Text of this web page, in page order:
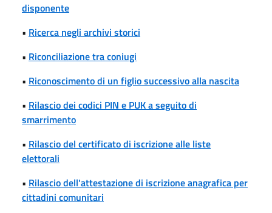
disponente
• Ricerca negli archivi storici
• Riconciliazione tra coniugi
• Riconoscimento di un figlio successivo alla nascita
• Rilascio dei codici PIN e PUK a seguito di
smarrimento
• Rilascio del certificato di iscrizione alle liste
elettorali
• Rilascio dell'attestazione di iscrizione anagrafica per
cittadini comunitari